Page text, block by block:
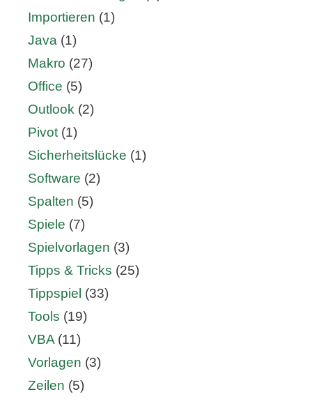
Importieren (1)
Java (1)
Makro (27)
Office (5)
Outlook (2)
Pivot (1)
Sicherheitslücke (1)
Software (2)
Spalten (5)
Spiele (7)
Spielvorlagen (3)
Tipps & Tricks (25)
Tippspiel (33)
Tools (19)
VBA (11)
Vorlagen (3)
Zeilen (5)